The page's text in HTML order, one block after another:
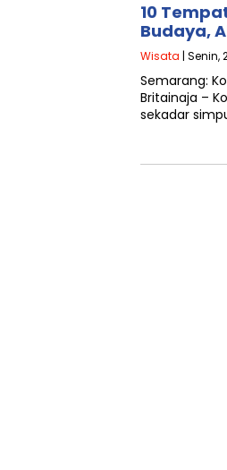
10
Budaya,
Wisata | Senin,
Semarang:
Britainaja –
sekadar